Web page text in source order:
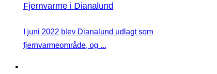
Fjernvarme i Dianalund
I juni 2022 blev Dianalund udlagt som
fjernvarmeområde, og ...